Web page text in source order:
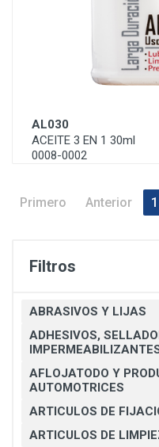
Filtros
ABRASIVOS Y LIJAS
ADHESIVOS,
AFLOJATODO Y
AUTOMOTRICES
ARTICULOS DE
ARTICULOS DE
AL030
ACEITE 3 EN 1 30ml
0008-0002
Primero Anterior 1